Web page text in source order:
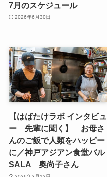
7月のスケジュール
2026年6月30日
【はばたけラボ インタビュ
ー 先輩に聞く】 お母さ
んのご飯で人類をハッピー
に／神戸アジアン食堂バル
SALA 奥尚子さん